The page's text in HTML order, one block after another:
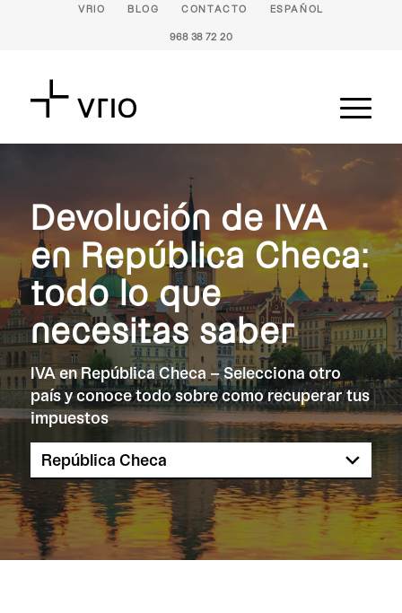
VRIO BLOG CONTACTO ESPAÑOL
968 38 72 20
Devolución de IVA
en República Checa:
todo lo que
necesitas saber
IVA en República Checa – Selecciona otro
país y conoce todo sobre como recuperar tus
impuestos